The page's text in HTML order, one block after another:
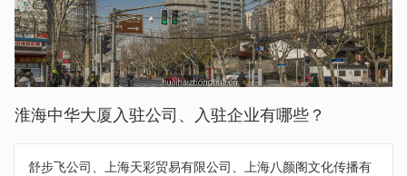
淮海中华大厦入驻公司、入驻企业有哪些？
舒步飞公司、上海天彩贸易有限公司、上海八颜阁文化传播有